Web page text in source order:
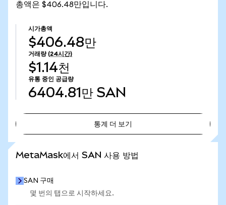
총액은 $406.48만입니다.
시가총액
$406.48만
거래량 (24시간)
$1.14천
유통 중인 공급량
6404.81만 SAN
통계 더 보기
MetaMask에서 SAN 사용 방법
SAN 구매
몇 번의 탭으로 시작하세요.